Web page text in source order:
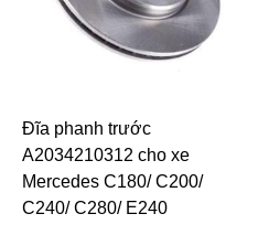
Đĩa phanh trước
A2034210312 cho xe
Mercedes C180/ C200/
C240/ C280/ E240